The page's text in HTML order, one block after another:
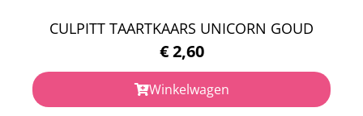
CULPITT TAARTKAARS UNICORN GOUD
€2,60
Winkelwagen